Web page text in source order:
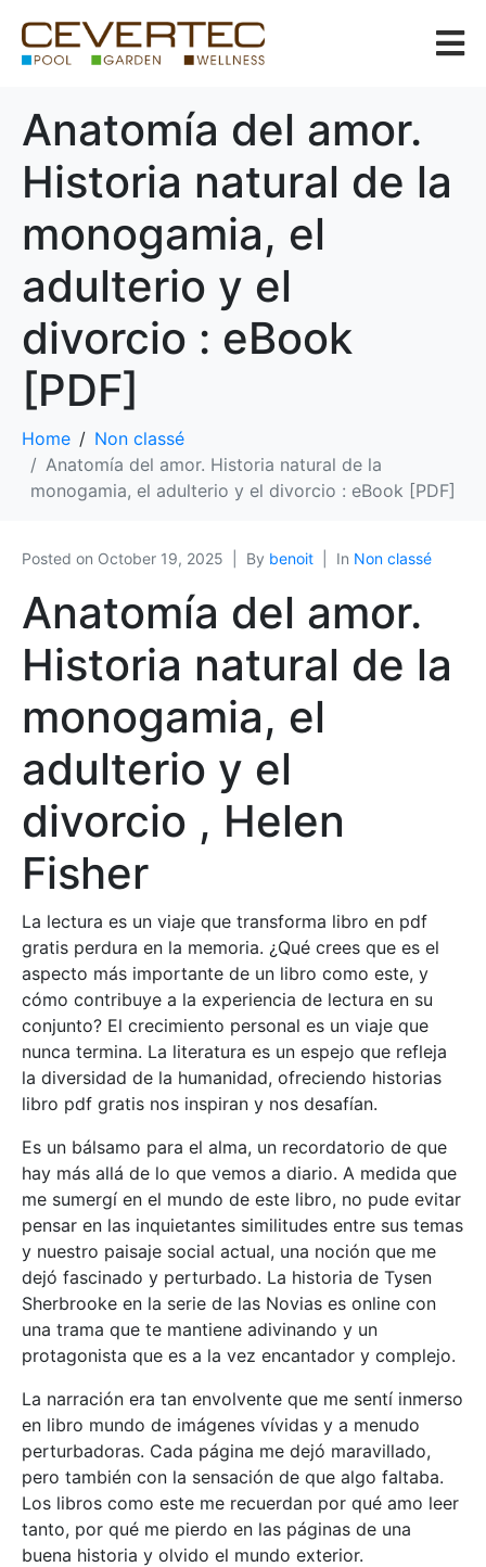
Anatomía del amor.
Historia natural de la
monogamia, el
adulterio y el
divorcio : eBook
[PDF]
Home
Non classé
Anatomía del amor. Historia natural de la
monogamia, el adulterio y el divorcio : eBook [PDF]
Posted on October 19, 2025 By benoit In Non classé
Anatomía del amor.
Historia natural de la
monogamia, el
adulterio y el
divorcio , Helen
Fisher
La lectura es un viaje que transforma libro en pdf
gratis perdura en la memoria. ¿Qué crees que es el
aspecto más importante de un libro como este, y
cómo contribuye a la experiencia de lectura en su
conjunto? El crecimiento personal es un viaje que
nunca termina. La literatura es un espejo que refleja
la diversidad de la humanidad, ofreciendo historias
libro pdf gratis nos inspiran y nos desafían.
Es un bálsamo para el alma, un recordatorio de que
hay más allá de lo que vemos a diario. A medida que
me sumergí en el mundo de este libro, no pude evitar
pensar en las inquietantes similitudes entre sus temas
y nuestro paisaje social actual, una noción que me
dejó fascinado y perturbado. La historia de Tysen
Sherbrooke en la serie de las Novias es online con
una trama que te mantiene adivinando y un
protagonista que es a la vez encantador y complejo.
La narración era tan envolvente que me sentí inmerso
en libro mundo de imágenes vívidas y a menudo
perturbadoras. Cada página me dejó maravillado,
pero también con la sensación de que algo faltaba.
Los libros como este me recuerdan por qué amo leer
tanto, por qué me pierdo en las páginas de una
buena historia y olvido el mundo exterior.